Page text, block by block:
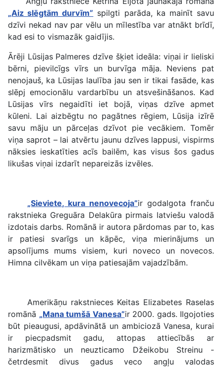
„Aiz slēgtām durvīm” spilgti parāda, ka mainīt savu
dzīvi nekad nav par vēlu un mīlestība var atnākt brīdī,
kad esi to vismazāk gaidījis.
Ārēji Lūsijas Palmeres dzīve šķiet ideāla: viņai ir lieliski
bērni, pievilcīgs vīrs un burvīga māja. Neviens pat
nenojauš, ka Lūsijas laulība jau sen ir tikai fasāde, kas
slēpj emocionālu vardarbību un atsvešināšanos. Kad
Lūsijas vīrs negaidīti iet bojā, viņas dzīve apmet
kūleni. Lai aizbēgtu no pagātnes rēgiem, Lūsija izīrē
savu māju un pārceļas dzīvot pie vecākiem. Tomēr
viņa saprot – lai atvērtu jaunu dzīves lappusi, vispirms
nāksies ieskatīties acīs bailēm, kas visus šos gadus
likušas viņai izdarīt nepareizās izvēles.
„Sieviete, kura nenovecoja”ir godalgota franču
rakstnieka Greguāra Delakūra pirmais latviešu valodā
izdotais darbs. Romānā ir autora pārdomas par to, kas
ir patiesi svarīgs un kāpēc, viņa mierinājums un
apsolījums mums visiem, kuri noveco un novecos.
Himna cilvēkam un viņa patiesajām vajadzībām.
Amerikāņu rakstnieces Keitas Elizabetes Raselas
romānā „Mana tumšā Vanesa”ir 2000. gads. Ilgojoties
būt pieaugusi, apdāvinātā un ambiciozā Vanesa, kurai
ir piecpadsmit gadu, attopas attiecībās ar
harizmātisko un neuzticamo Džeikobu Streinu -
četrdesmit divus gadus veco angļu valodas